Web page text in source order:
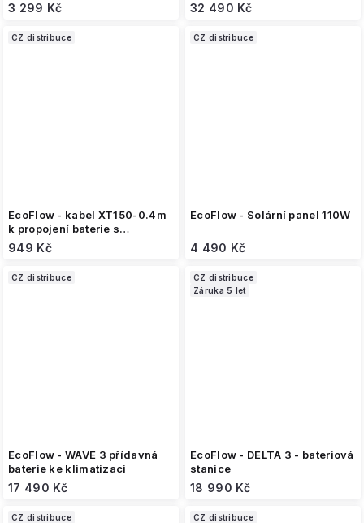
3 299 Kč 32 490 Kč
CZ distribuce
EcoFlow - kabel XT150-0.4m
k propojení baterie s
Mikroinvertorem
949 Kč
CZ distribuce
EcoFlow - Solární panel 110W
4 490 Kč
CZ distribuce
EcoFlow - WAVE 3 přídavná
baterie ke klimatizaci
17 490 Kč
CZ distribuce
Záruka 5 let
EcoFlow - DELTA 3 - bateriová
stanice
18 990 Kč
CZ distribuce CZ distribuce